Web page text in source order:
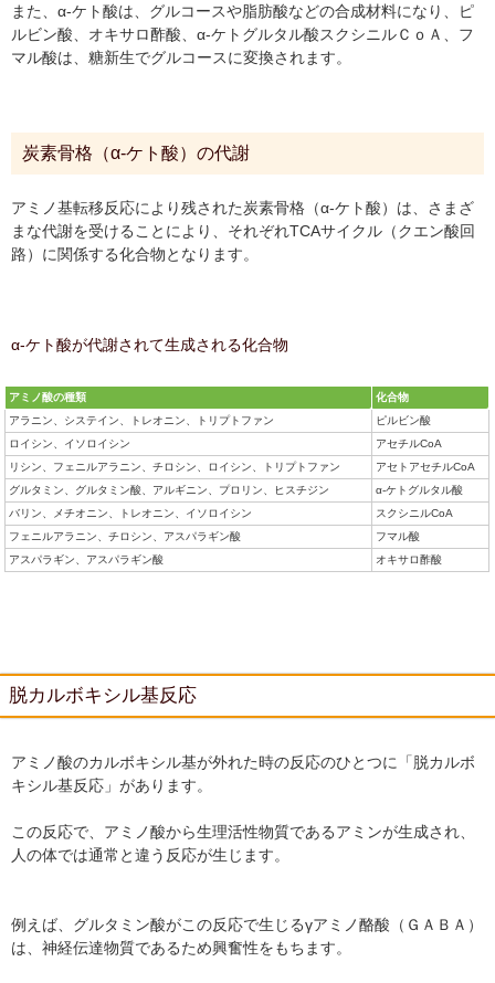
また、α-ケト酸は、グルコースや脂肪酸などの合成材料になり、ピ
ルビン酸、オキサロ酢酸、α‐ケトグルタル酸スクシニルＣｏＡ、フ
マル酸は、糖新生でグルコースに変換されます。
炭素骨格（α‐ケト酸）の代謝
アミノ基転移反応により残された炭素骨格（α-ケト酸）は、さまざ
まな代謝を受けることにより、それぞれTCAサイクル（クエン酸回
路）に関係する化合物となります。
α‐ケト酸が代謝されて生成される化合物
アミノ酸の種類
化合物
アラニン、システイン、トレオニン、トリプトファン
ピルビン酸
ロイシン、イソロイシン
アセチルCoA
リシン、フェニルアラニン、チロシン、ロイシン、トリプトファン
アセトアセチルCoA
グルタミン、グルタミン酸、アルギニン、プロリン、ヒスチジン
α-ケトグルタル酸
バリン、メチオニン、トレオニン、イソロイシン
スクシニルCoA
フェニルアラニン、チロシン、アスパラギン酸
フマル酸
アスパラギン、アスパラギン酸
オキサロ酢酸
脱カルボキシル基反応
アミノ酸のカルボキシル基が外れた時の反応のひとつに「脱カルボ
キシル基反応」があります。
この反応で、アミノ酸から生理活性物質であるアミンが生成され、
人の体では通常と違う反応が生じます。
例えば、グルタミン酸がこの反応で生じるγアミノ酪酸（ＧＡＢＡ）
は、神経伝達物質であるため興奮性をもちます。